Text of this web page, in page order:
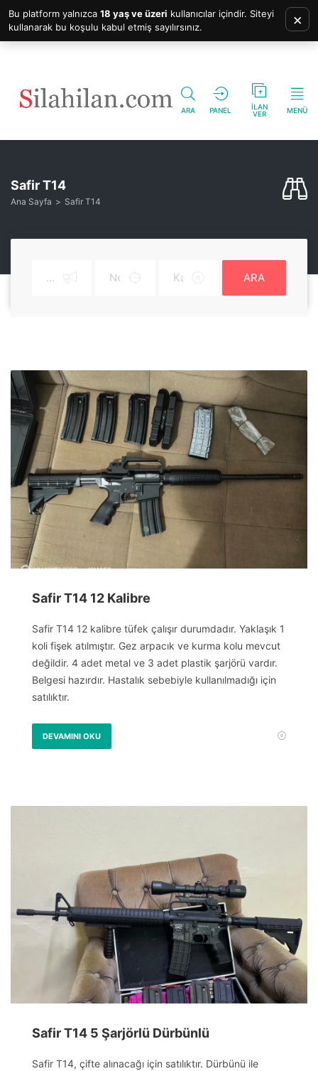
ARA PANEL
İLAN
VER
MENÜ
Safir T14
Ana Sayfa Safir T14
ARA
Safir T14 12 Kalibre
Safir T14 12 kalibre tüfek çalışır durumdadır. Yaklaşık 1
koli fişek atılmıştır. Gez arpacık ve kurma kolu mevcut
değildir. 4 adet metal ve 3 adet plastik şarjörü vardır.
Belgesi hazırdır. Hastalık sebebiyle kullanılmadığı için
satılıktır.
DEVAMINI OKU
Safir T14 5 Şarjörlü Dürbünlü
Safir T14, çifte alınacağı için satılıktır. Dürbünü ile
Bu platform yalnızca 18 yaş ve üzeri kullanıcılar içindir. Siteyi
kullanarak bu koşulu kabul etmiş sayılırsınız.
×